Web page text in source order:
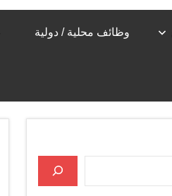
وظائف محلية / دولية